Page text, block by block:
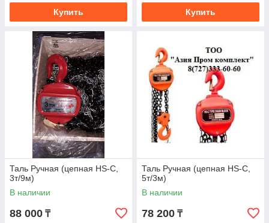
Купить Купить
Таль Ручная (цепная HS-C,
3т/9м)
В наличии
88 000 ₸
Таль Ручная (цепная HS-C,
5т/3м)
В наличии
78 200 ₸